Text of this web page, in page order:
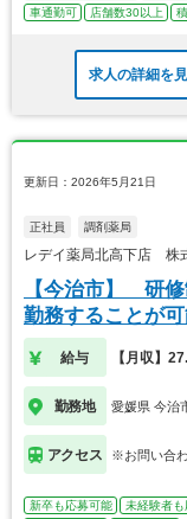
車通勤可
店舗数30以上
求人の詳細を
更新日：2026年5月21日
正社員 調剤薬局
レデイ薬局北高下店 株
【今治市】 研
勤務することが
給与 【月収】
勤務地 愛媛県 今治
アクセス ※お問い合
新卒も応募可能 未経験者